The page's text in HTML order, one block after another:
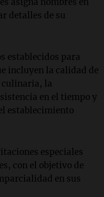
detalles de su
establecidos para
incluyen la calidad de
culinaria, la
en el tiempo y
establecimiento
especiales
con el objetivo de
en sus